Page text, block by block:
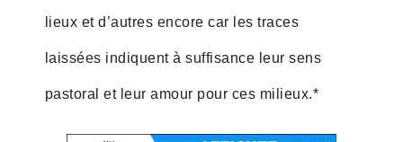
lieux et d’autres encore car les traces
laissées indiquent à suffisance leur sens
pastoral et leur amour pour ces milieux.*